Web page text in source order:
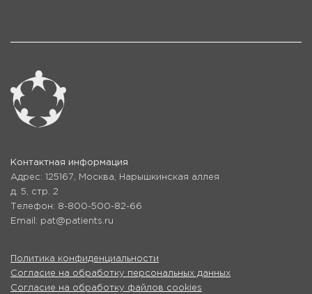
Контактная информация
Адрес: 125167, Москва, Нарышкинская аллея
д. 5, стр. 2
Телефон: 8-800-500-82-66
Email: pat@patients.ru
Политика конфиденциальности
Согласие на обработку персональных данных
Согласие на обработку файлов cookies